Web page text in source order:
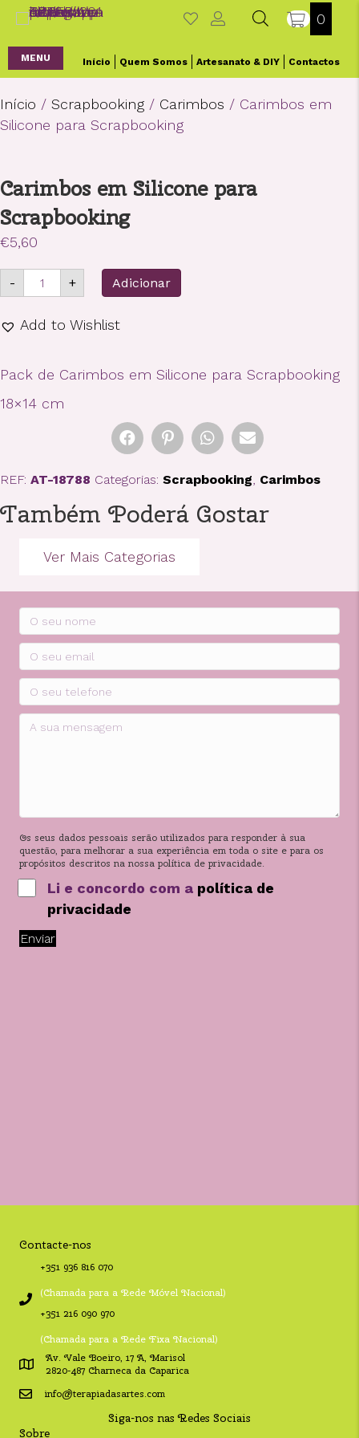
0
MENU Início Quem Somos Artesanato & DIY Contactos
Início / Scrapbooking / Carimbos / Carimbos em
Silicone para Scrapbooking
Carimbos em Silicone para
Scrapbooking
€5,60
-
Quantidade
em
Silicone
+ Adicionar
Add to Wishlist
Pack de Carimbos em Silicone para Scrapbooking
18×14 cm
REF: AT-18788 Categorias: Scrapbooking, Carimbos
Também Poderá Gostar
Ver Mais Categorias
Os seus dados pessoais serão utilizados para responder à sua
questão, para melhorar a sua experiência em toda o site e para os
propósitos descritos na nossa política de privacidade.
Li e concordo com a política de
privacidade
Enviar
Contacte-nos
+351 936 816 070
(Chamada para a Rede Móvel Nacional)
+351 216 090 970
(Chamada para a Rede Fixa Nacional)
Av. Vale Boeiro, 17 A, Marisol
2820-487 Charneca da Caparica
info@terapiadasartes.com
Siga-nos nas Redes Sociais
Sobre